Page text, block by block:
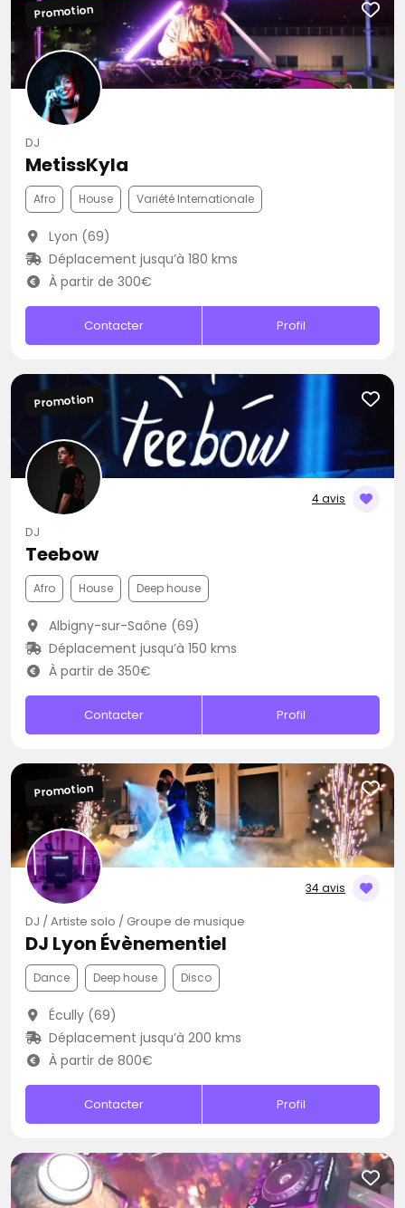
Promotion
DJ
MetissKyla
Afro House Variété Internationale
Lyon (69)
Déplacement jusqu’à 180 kms
À partir de 300€
Contacter Profil
4 avis
Promotion
DJ
Teebow
Afro House Deep house
Albigny-sur-Saône (69)
Déplacement jusqu’à 150 kms
À partir de 350€
Contacter Profil
34 avis
Promotion
DJ / Artiste solo / Groupe de musique
DJ Lyon Évènementiel
Dance Deep house Disco
Écully (69)
Déplacement jusqu’à 200 kms
À partir de 800€
Contacter Profil